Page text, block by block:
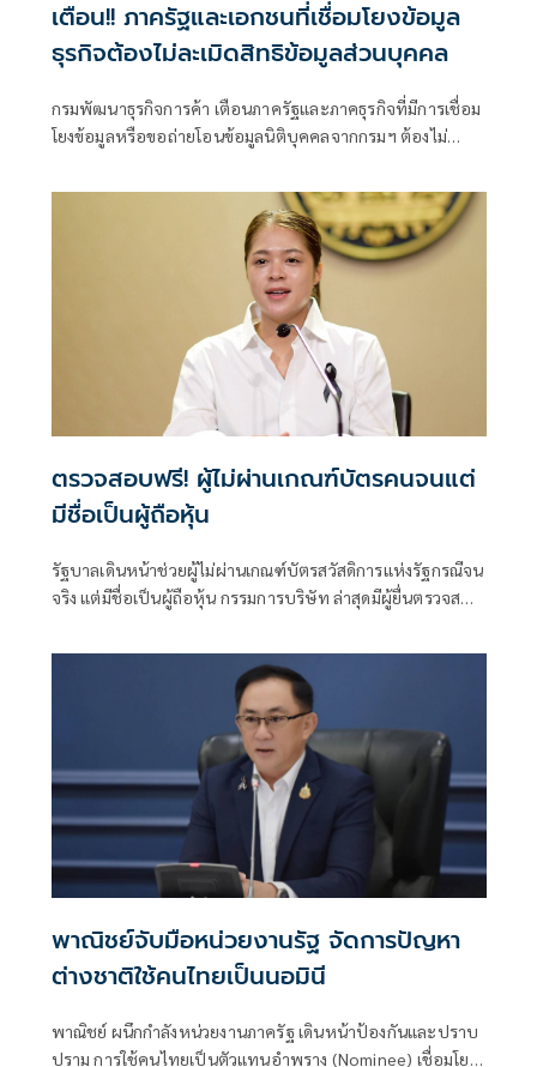
เตือน!! ภาครัฐและเอกชนที่เชื่อมโยงข้อมูล
ธุรกิจต้องไม่ละเมิดสิทธิข้อมูลส่วนบุคคล
กรมพัฒนาธุรกิจการค้า เตือนภาครัฐและภาคธุรกิจที่มีการเชื่อม
โยงข้อมูลหรือขอถ่ายโอนข้อมูลนิติบุคคลจากกรมฯ ต้องไม่
โดยไม่ได้รับอนุญาต เป็นการละเมิดสิทธิตามกฎหมาย PDPA ย้ำ
หากไม่ปฏิบัติตามหรือฝ่าฝืนจะมีความรับผิดทั้งซึ่งมีความผิดทั้ง
ทางแพ่ง ทางอาญา และทางปกครอง
ตรวจสอบฟรี! ผู้ไม่ผ่านเกณฑ์บัตรคนจนแต่
มีชื่อเป็นผู้ถือหุ้น
รัฐบาลเดินหน้าช่วยผู้ไม่ผ่านเกณฑ์บัตรสวัสดิการแห่งรัฐกรณีจน
จริง แต่มีชื่อเป็นผู้ถือหุ้น กรรมการบริษัท ล่าสุดมีผู้ยื่นตรวจสอบ
ทั่วประเทศ
พาณิชย์จับมือหน่วยงานรัฐ จัดการปัญหา
ต่างชาติใช้คนไทยเป็นนอมินี
พาณิชย์ ผนึกกำลังหน่วยงานภาครัฐ เดินหน้าป้องกันและปราบ
ปราม การใช้คนไทยเป็นตัวแทนอำพราง (Nominee) เชื่อมโยง